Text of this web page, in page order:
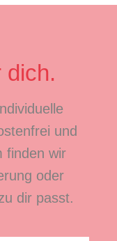
dich.
und
finden wir
oder
dir passt.